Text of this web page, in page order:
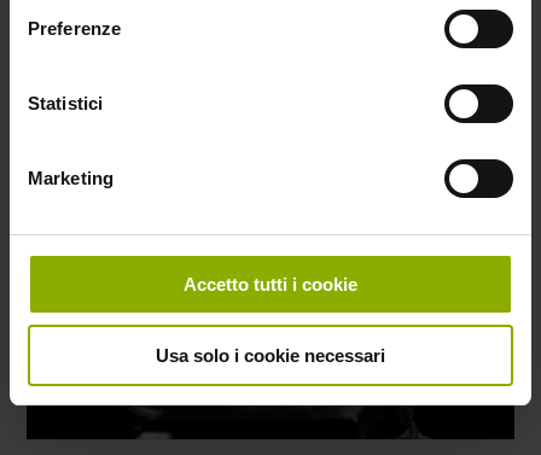
Preferenze
Statistici
Marketing
Accetto tutti i cookie
Usa solo i cookie necessari
A Daniele Vicari Capovilla riconosce il merito di
essere “il più politico dei registi italiani in questo